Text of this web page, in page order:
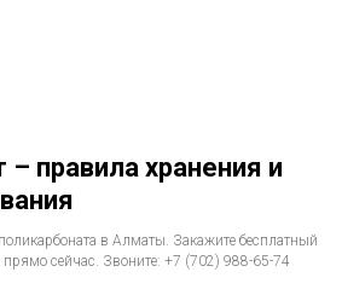
– правила хранения и
в Алматы. Закажите бесплатный
прямо сейчас. Звоните: +7 (702) 988-65-74